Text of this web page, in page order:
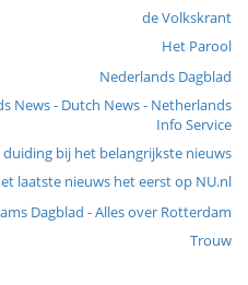
de Volkskrant
Het Parool
Nederlands Dagblad
News - Dutch News - Netherlands
Info Service
duiding bij het belangrijkste nieuws
laatste nieuws het eerst op NU.nl
Dagblad - Alles over Rotterdam
Trouw